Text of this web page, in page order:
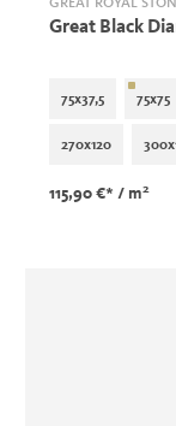
Great Black
75x37,5 75x75
270x120
115,90 €* / m2